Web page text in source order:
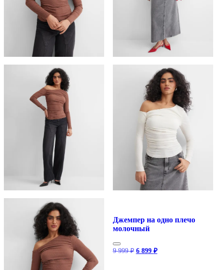
Джемпер на одно плечо
молочный
9 999₽ Первоначальная
6 899 ₽Текущая